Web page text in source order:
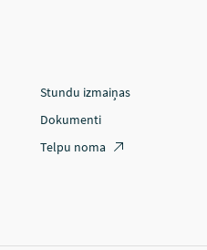
Stundu izmaiņas
Dokumenti
Telpu noma